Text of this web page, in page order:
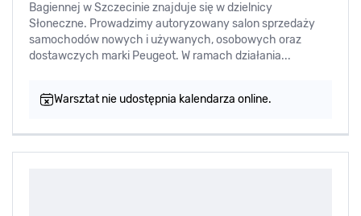
Bagiennej w Szczecinie znajduje się w dzielnicy
Słoneczne. Prowadzimy autoryzowany salon sprzedaży
samochodów nowych i używanych, osobowych oraz
dostawczych marki Peugeot. W ramach działania...
Warsztat nie udostępnia kalendarza online.